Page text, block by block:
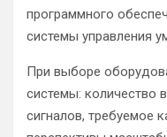
программного
системы управления
При выборе
системы: количество
сигналов, требуемое